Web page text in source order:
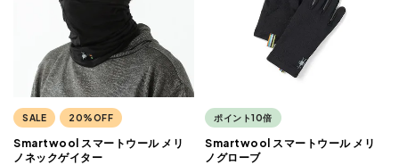
SALE 20%OFF
Smartwool スマートウール メリ
ノネックゲイター
ポイント10倍
Smartwool スマートウール メリ
ノグローブ